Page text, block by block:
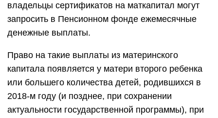
владельцы сертификатов на маткапитал могут
запросить в Пенсионном фонде ежемесячные
денежные выплаты.
Право на такие выплаты из материнского
капитала появляется у матери второго ребенка
или большего количества детей, родившихся в
2018-м году (и позднее, при сохранении
актуальности государственной программы), при